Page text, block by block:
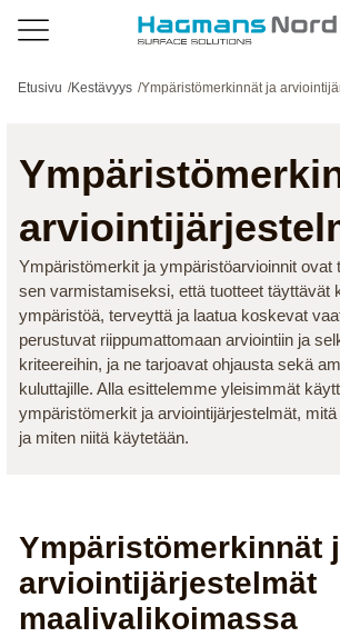
Etusivu /Kestävyys /Ympäristömerkinnät ja
Ympäristömerkit ja ympäristöarvioinnit ovat
sen varmistamiseksi, että tuotteet täyttävät
ympäristöä, terveyttä ja laatua koskevat
perustuvat riippumattomaan arviointiin ja
kriteereihin, ja ne tarjoavat ohjausta sekä
kuluttajille. Alla esittelemme yleisimmät
ympäristömerkit ja arviointijärjestelmät,
ja miten niitä käytetään.
Ympäristömerkinnät
arviointijärjestelmät
maalivalikoimassa